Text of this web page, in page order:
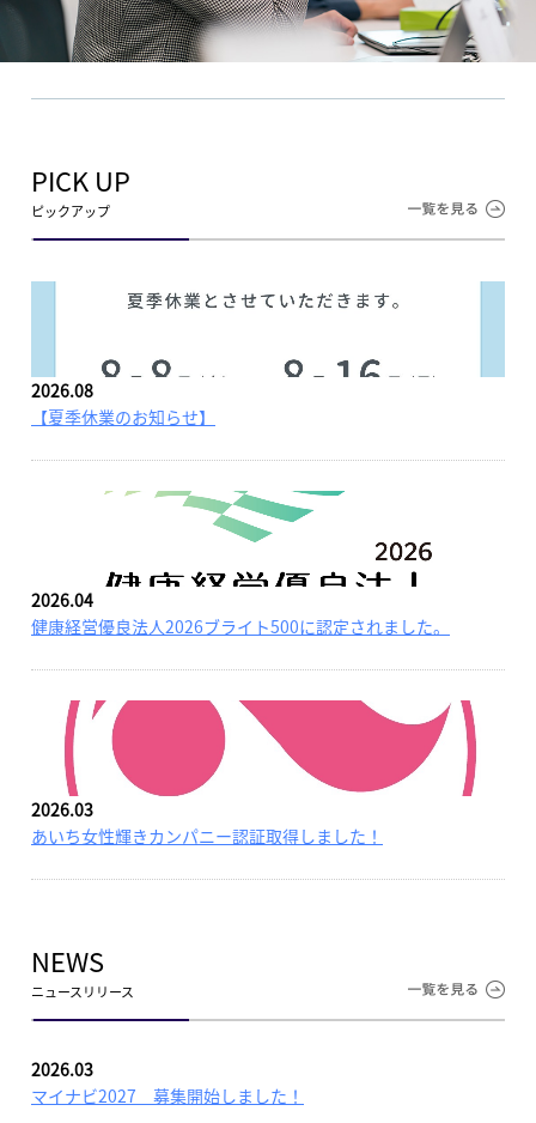
PICK UP
ピックアップ
2026.08
【夏季休業のお知らせ】
2026.04
健康経営優良法人2026ブライト500に認定されました。
2026.03
あいち女性輝きカンパニー認証取得しました！
NEWS
ニュースリリース
2026.03
マイナビ2027 募集開始しました！